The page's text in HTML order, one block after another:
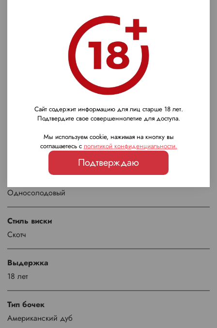
Платина San Francisco World Spirits Competition 2024 (3-е
"Double Gold"); Золото Scottish Whisky Awards (лучший
Хайленд 17–20 лет).
Характеристики
Шотландия
Односолодовый
Стиль виски
Скотч
Выдержка
18 лет
Тип бочек
Американский дуб
Сайт содержит информацию для лиц старше 18 лет.
Подтвердите свое совершеннолетие для доступа.
Мы используем cookie, нажимая на кнопку вы
соглашаетесь с политикой конфиденциальности.
Подтверждаю